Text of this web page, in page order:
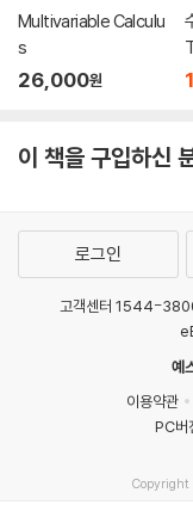
4.4 선형독립과 선형종속
(1) 선형독립과 종속의 정
(2) 선형독립성 판단
(1) 선형대수학에서의 좌
(4) 벡터공간의 차원
(5) 몇 가지 기본 정리
4.6 기저의 변경
(2) 새로운 기저로의 변경
(3) 전이행렬 표기와 가
4.7 행렬공간: 행공간, 열
(2) 비동차 연립방정식
에 대하여 소개한다. 또한
에 많이 나타나는 특수한
식의 해를 구하기 위한 기
가지 응용 예를 살펴본다.
대표적인 Gauss 소거
이를 위한 사전 지식으로
한, 선형연립방정식의
행렬식 계산만으로 해를
다. 마지막으로 규모가
분해 알고리즘의 개념과
3장에서는 위치벡터에
연산인 벡터 덧셈과 스
Multivariable Calculu
s
26,000원
이 책을 구입하신
로그인
고객센터 1544-
예
이용약관
PC버
Copyright